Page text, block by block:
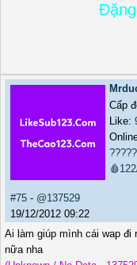
Cấp
Like:
?????
#75 - @137529
19/12/2012 09:22
Ai làm giúp mình cái wap
nữa nha